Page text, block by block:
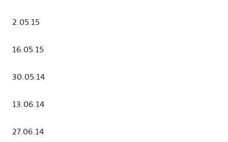
2.05.15
16.05.15
30.05.14
13.06.14
27.06.14